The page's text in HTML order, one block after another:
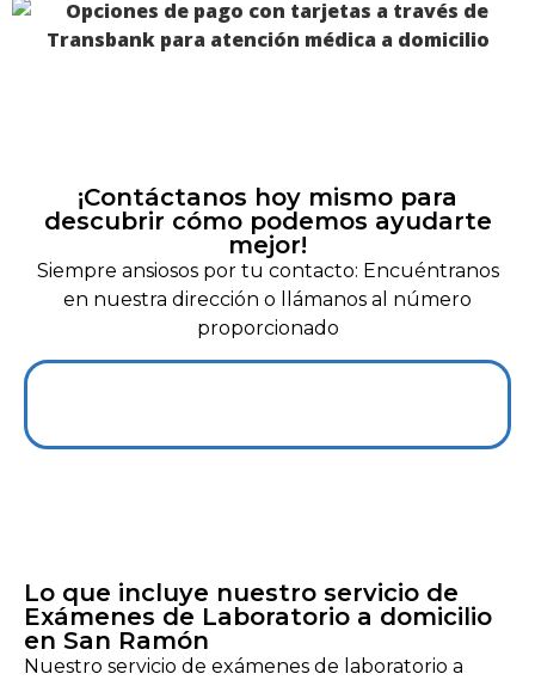
¡Contáctanos hoy mismo para
descubrir cómo podemos ayudarte
mejor!
Siempre ansiosos por tu contacto: Encuéntranos
en nuestra dirección o llámanos al número
proporcionado
Lo que incluye nuestro servicio de
Exámenes de Laboratorio a domicilio
en San Ramón
Nuestro servicio de exámenes de laboratorio a